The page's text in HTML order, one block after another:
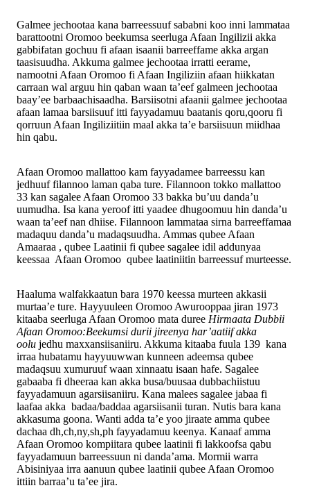
Galmee jechootaa kana barreessuuf sababni koo inni lammataa
barattootni Oromoo beekumsa seerluga Afaan Ingilizii akka
gabbifatan gochuu fi afaan isaanii barreeffame akka argan
taasisuudha. Akkuma galmee jechootaa irratti eerame,
namootni Afaan Oromoo fi Afaan Ingiliziin afaan hiikkatan
carraan wal arguu hin qaban waan ta’eef galmeen jechootaa
baay’ee barbaachisaadha. Barsiisotni afaanii galmee jechootaa
afaan lamaa barsiisuuf itti fayyadamuu baatanis qoru,qooru fi
qorruun Afaan Ingiliziitiin maal akka ta’e barsiisuun miidhaa
hin qabu.
Afaan Oromoo mallattoo kam fayyadamee barreessu kan
jedhuuf filannoo laman qaba ture. Filannoon tokko mallattoo
33 kan sagalee Afaan Oromoo 33 bakka bu’uu danda’u
uumudha. Isa kana yeroof itti yaadee dhugoomuu hin danda’u
waan ta’eef nan dhiise. Filannoon lammataa sirna barreeffamaa
madaquu danda’u madaqsuudha. Ammas qubee Afaan
Amaaraa , qubee Laatinii fi qubee sagalee idil addunyaa
keessaa Afaan Oromoo qubee laatiniitin barreessuf murteesse.
Haaluma walfakkaatun bara 1970 keessa murteen akkasii
murtaa’e ture. Hayyuuleen Oromoo Awurooppaa jiran 1973
kitaaba seerluga Afaan Oromoo mata duree Hirmaata Dubbii
Afaan Oromoo:Beekumsi durii jireenya har’aatiif akka
oolu jedhu maxxansiisaniiru. Akkuma kitaaba fuula 139 kana
irraa hubatamu hayyuuwwan kunneen adeemsa qubee
madaqsuu xumuruuf waan xinnaatu isaan hafe. Sagalee
gabaaba fi dheeraa kan akka busa/buusaa dubbachiistuu
fayyadamuun agarsiisaniiru. Kana malees sagalee jabaa fi
laafaa akka badaa/baddaa agarsiisanii turan. Nutis bara kana
akkasuma goona. Wanti adda ta’e yoo jiraate amma qubee
dachaa dh,ch,ny,sh,ph fayyadamuu keenya. Kanaaf amma
Afaan Oromoo kompiitara qubee laatinii fi lakkoofsa qabu
fayyadamuun barreessuun ni danda’ama. Mormii warra
Abisiniyaa irra aanuun qubee laatinii qubee Afaan Oromoo
ittiin barraa’u ta’ee jira.